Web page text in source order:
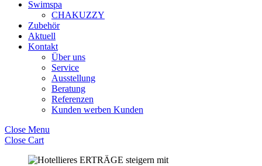
Swimspa
CHAKUZZY
Zubehör
Aktuell
Kontakt
Über uns
Service
Ausstellung
Beratung
Referenzen
Kunden werben Kunden
Close Menu
Close Cart